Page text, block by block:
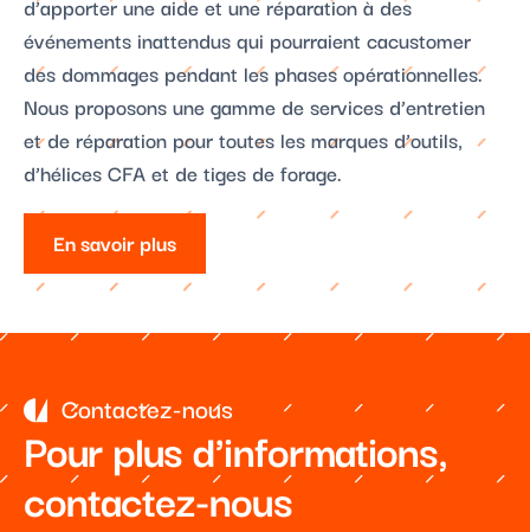
événements inattendus qui pourraient cacustomer
des dommages pendant les phases opérationnelles.
Nous proposons une gamme de services d’entretien
et de réparation pour toutes les marques d’outils,
d’hélices CFA et de tiges de forage.
En savoir plus
Contactez-nous
Pour plus d'informations,
contactez-nous